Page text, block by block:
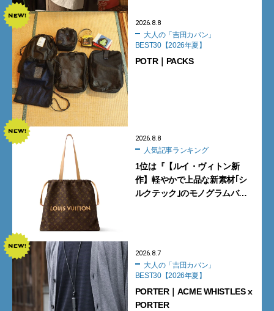
2026.8.8
BEST30【2026年夏】
POTR｜PACKS
2026.8.8
人気記事ランキング
1位は『【ルイ・ヴィトン新
作】軽やかで上品な新素材｢シ
ルクテック｣のモノグラムバッ
2026.8.7
BEST30【2026年夏】
PORTER｜ACME WHISTLES x
PORTER